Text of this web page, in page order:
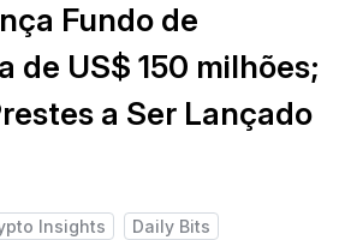
Fundo de
de US$ 150 milhões;
a Ser Lançado
Insights
Daily Bits